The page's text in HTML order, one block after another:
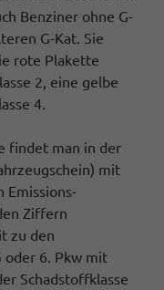
Benziner ohne G-
G-Kat. Sie
rote Plakette
2, eine gelbe
4.
findet man in der
mit
Emissions-
Ziffern
zu den
oder 6. Pkw mit
Schadstoffklasse